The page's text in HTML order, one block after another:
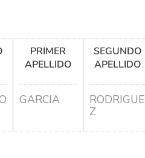
PRIMER
APELLIDO
GARCIA
SEGUNDO
APELLIDO
RODRIGUE
Z